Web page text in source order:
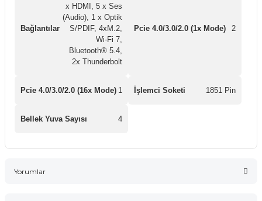
Bağlantılar
x HDMI, 5 x Ses
(Audio), 1 x Optik
S/PDIF, 4xM.2,
Wi-Fi 7,
Bluetooth® 5.4,
2x Thunderbolt
Pcie 4.0/3.0/2.0 (1x Mode) 2
Pcie 4.0/3.0/2.0 (16x Mode) 1 İşlemci Soketi 1851 Pin
Bellek Yuva Sayısı 4
Yorumlar